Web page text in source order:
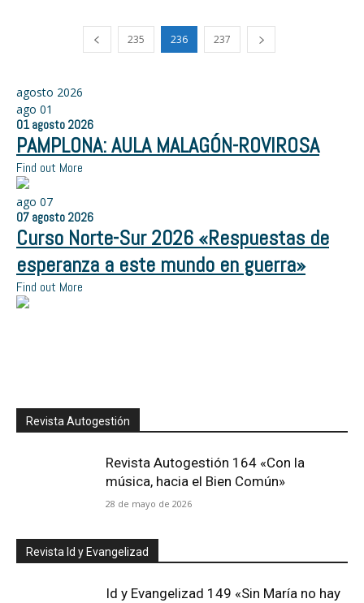
235 236 237
agosto 2026
ago 01
01 agosto 2026
PAMPLONA: AULA MALAGÓN-ROVIROSA
Find out More
ago 07
07 agosto 2026
Curso Norte-Sur 2026 «Respuestas de
esperanza a este mundo en guerra»
Find out More
Revista Autogestión
Revista Autogestión 164 «Con la
música, hacia el Bien Común»
28 de mayo de 2026
Revista Id y Evangelizad
Id y Evangelizad 149 «Sin María no hay